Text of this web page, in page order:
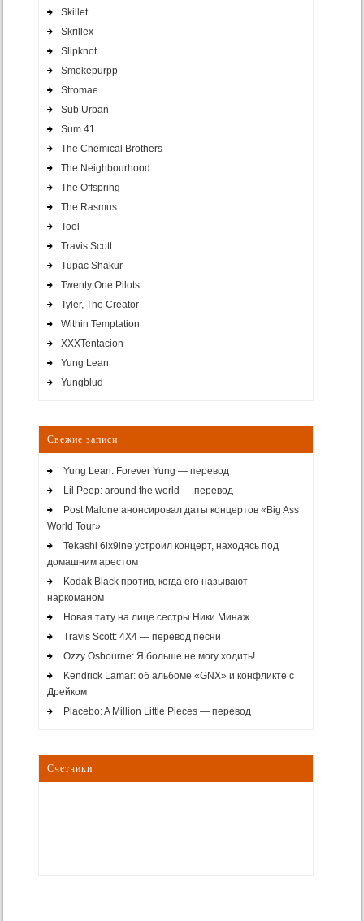
Skillet
Skrillex
Slipknot
Smokepurpp
Stromae
Sub Urban
Sum 41
The Chemical Brothers
The Neighbourhood
The Offspring
The Rasmus
Tool
Travis Scott
Tupac Shakur
Twenty One Pilots
Tyler, The Creator
Within Temptation
XXXTentacion
Yung Lean
Yungblud
Свежие записи
Yung Lean: Forever Yung — перевод
Lil Peep: around the world — перевод
Post Malone анонсировал даты концертов «Big Ass
World Tour»
Tekashi 6ix9ine устроил концерт, находясь под
домашним арестом
Kodak Black против, когда его называют
наркоманом
Новая тату на лице сестры Ники Минаж
Travis Scott: 4X4 — перевод песни
Ozzy Osbourne: Я больше не могу ходить!
Kendrick Lamar: об альбоме «GNX» и конфликте с
Дрейком
Placebo: A Million Little Pieces — перевод
Счетчики